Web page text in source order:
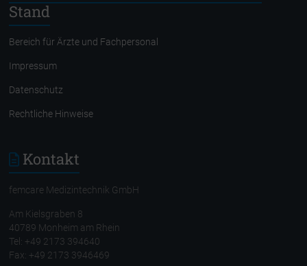
Stand
Bereich für Ärzte und Fachpersonal
Impressum
Datenschutz
Rechtliche Hinweise
Kontakt
femcare Medizintechnik GmbH
Am Kielsgraben 8
40789 Monheim am Rhein
Tel: +49 2173 394640
Fax: +49 2173 3946469